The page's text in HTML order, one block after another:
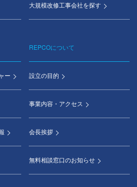
大規模改修工事会社を探す
ー
REPCOについて
設立の目的
事業内容・アクセス
会長挨拶
無料相談窓口のお知らせ